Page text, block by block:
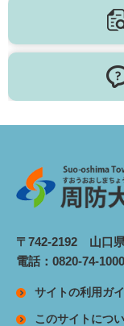
〒742-2192 山口
電話：0820-74-
サイトの利用ガ
このサイトにつ